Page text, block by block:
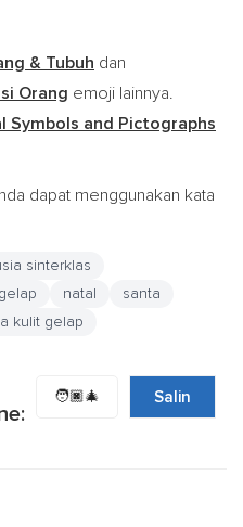
& Tubuh dan
Orang emoji lainnya.
Symbols and Pictographs
dapat menggunakan kata
sinterklas
natal
santa
kulit gelap
🧑🏿‍🎄 Salin